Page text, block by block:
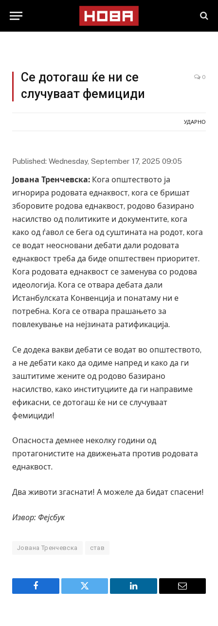
Се дотогаш ќе ни се
случуваат фемициди
0
УДАРНО
Published: Wednesday, September 17, 2025 09:05
Јована Тренчевска: Кога општеството ја
игнорира родовата еднаквост, кога се бришат
зборовите родова еднаквост, родово базирано
насилство од политиките и документите, кога
како од ѓавол се бега од суштината на родот, кога
се водат неосновани дебати дали родовата
еднаквост треба да биде општествен приоритет.
Кога родовата еднаквост се заменува со родова
идеологија. Кога се отвара дебата дали
Истанбулската Конвенција и понатаму ни е
потребна. Кога се отвара прашањето за
повлекување на нејзината ратификација.
Се додека вакви дебати се водат во општеството,
а не дебати како да одиме напред и како да ги
заштитиме жените од родово базирано
насилство, како институциите да ги направиме
ефикасни, се дотогаш ќе ни се случуваат
фемициди!
Опасноста демнее неколку години од
протагонистите на движењата против родовата
еднаквост.
Два животи згаснати! А можеле да бидат спасени!
Извор: Фејсбук
Јована Тренчевска став
Facebook Twitter LinkedIn Email